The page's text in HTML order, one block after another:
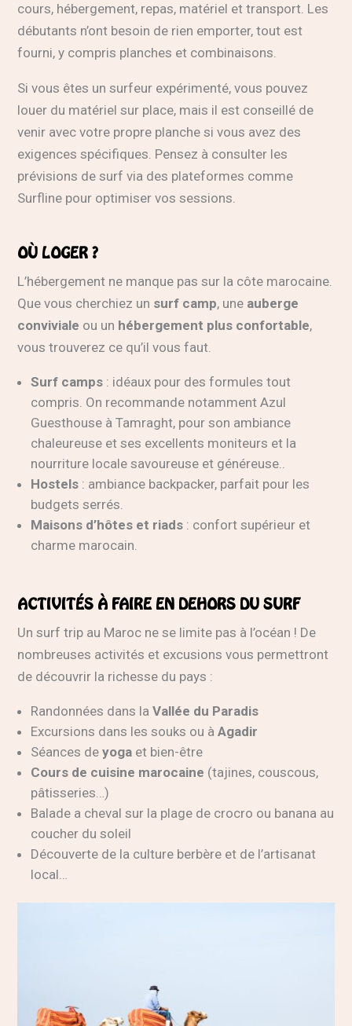
cours, hébergement, repas, matériel et transport. Les
débutants n’ont besoin de rien emporter, tout est
fourni, y compris planches et combinaisons.
Si vous êtes un surfeur expérimenté, vous pouvez
louer du matériel sur place, mais il est conseillé de
venir avec votre propre planche si vous avez des
exigences spécifiques. Pensez à consulter les
prévisions de surf via des plateformes comme
Surfline pour optimiser vos sessions.
OÙ LOGER ?
L’hébergement ne manque pas sur la côte marocaine.
Que vous cherchiez un surf camp, une auberge
conviviale ou un hébergement plus confortable,
vous trouverez ce qu’il vous faut.
Surf camps : idéaux pour des formules tout
compris. On recommande notammentAzul
Guesthouse à Tamraght, pour son ambiance
chaleureuse et ses excellents moniteurs et la
nourriture locale savoureuse et généreuse..
Hostels : ambiance backpacker, parfait pour les
budgets serrés.
Maisons d’hôtes et riads : confort supérieur et
charme marocain.
ACTIVITÉS À FAIRE EN DEHORS DU SURF
Un surf trip au Maroc ne se limite pas à l’océan ! De
nombreuses activités et excusions vous permettront
de découvrir la richesse du pays :
Randonnées dans laVallée du Paradis
Excursions dans les souks ou àAgadir
Séances deyoga et bien-être
Cours de cuisine marocaine (tajines, couscous,
pâtisseries…)
Balade a cheval sur la plage de crocro ou banana au
coucher du soleil
Découverte de la culture berbère et de l’artisanat
local…